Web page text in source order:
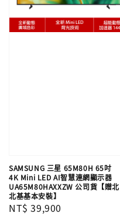
SAMSUNG 三星 65M80H 65吋
4K Mini LED AI智慧連網顯示器
UA65M80HAXXZW 公司貨【贈北
北基基本安裝】
Regular
NT$ 39,900